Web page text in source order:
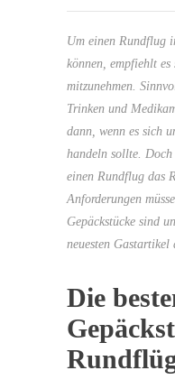
Um einen Rundflug
können, empfiehlt es
mitzunehmen.
Trinken und
dann, wenn es sich
handeln sollte. Doch
einen Rundflug das
Anforderungen
Gepäckstücke sind
neuesten Gastartikel
Die